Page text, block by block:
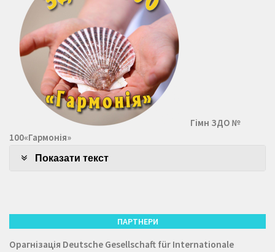
Гімн ЗДО №
100«Гармонія»
Показати текст
ПАРТНЕРИ
Орагнізація Deutsche Gesellschaft für Internationale